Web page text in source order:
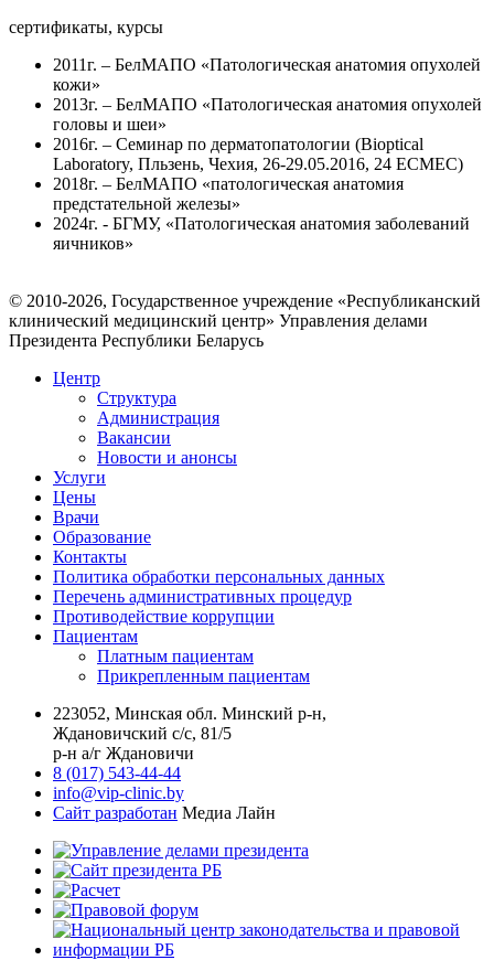
сертификаты, курсы
2011г. – БелМАПО «Патологическая анатомия опухолей
кожи»
2013г. – БелМАПО «Патологическая анатомия опухолей
головы и шеи»
2016г. – Семинар по дерматопатологии (Bioptical
Laboratory, Пльзень, Чехия, 26-29.05.2016, 24 ECMEC)
2018г. – БелМАПО «патологическая анатомия
предстательной железы»
2024г. - БГМУ, «Патологическая анатомия заболеваний
яичников»
© 2010-2026, Государственное учреждение «Республиканский
клинический медицинский центр» Управления делами
Президента Республики Беларусь
Центр
Структура
Администрация
Вакансии
Новости и анонсы
Услуги
Цены
Врачи
Образование
Контакты
Политика обработки персональных данных
Перечень административных процедур
Противодействие коррупции
Пациентам
Платным пациентам
Прикрепленным пациентам
223052, Минская обл. Минский р-н,
Ждановичский с/с, 81/5
р-н а/г Ждановичи
8 (017) 543-44-44
info@vip-clinic.by
Сайт разработан Медиа Лайн